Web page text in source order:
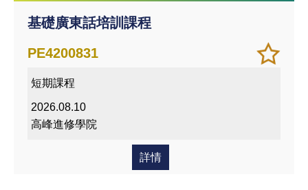
基礎廣東話培訓課程
加
入/
儲存
課程
PE4200831
短期課程
2026.08.10
高峰進修學院
詳情